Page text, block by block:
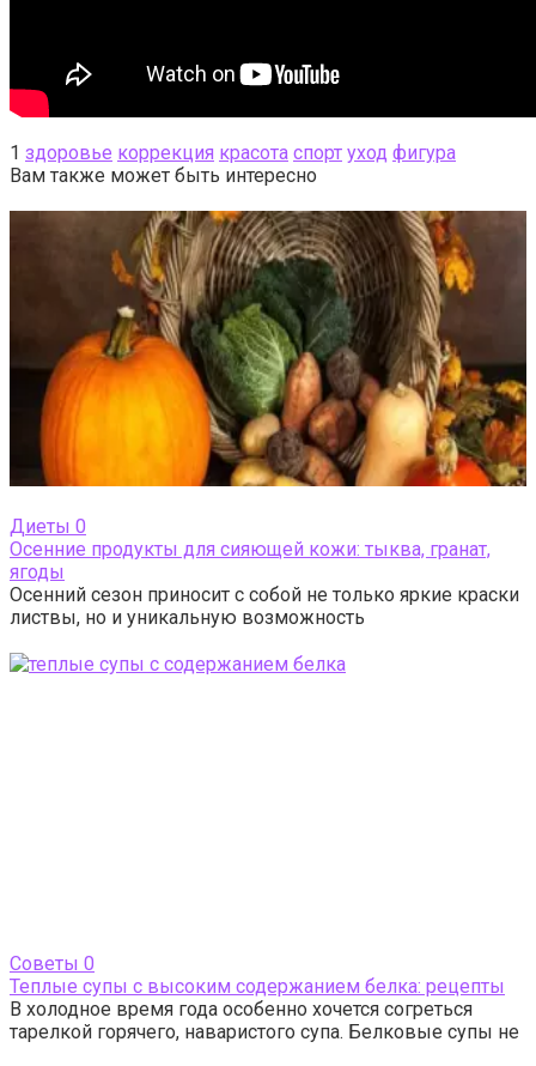
1 здоровье коррекция красота спорт уход фигура
Вам также может быть интересно
Диеты 0
Осенние продукты для сияющей кожи: тыква, гранат,
ягоды
Осенний сезон приносит с собой не только яркие краски
листвы, но и уникальную возможность
Cоветы 0
Теплые супы с высоким содержанием белка: рецепты
В холодное время года особенно хочется согреться
тарелкой горячего, наваристого супа. Белковые супы не